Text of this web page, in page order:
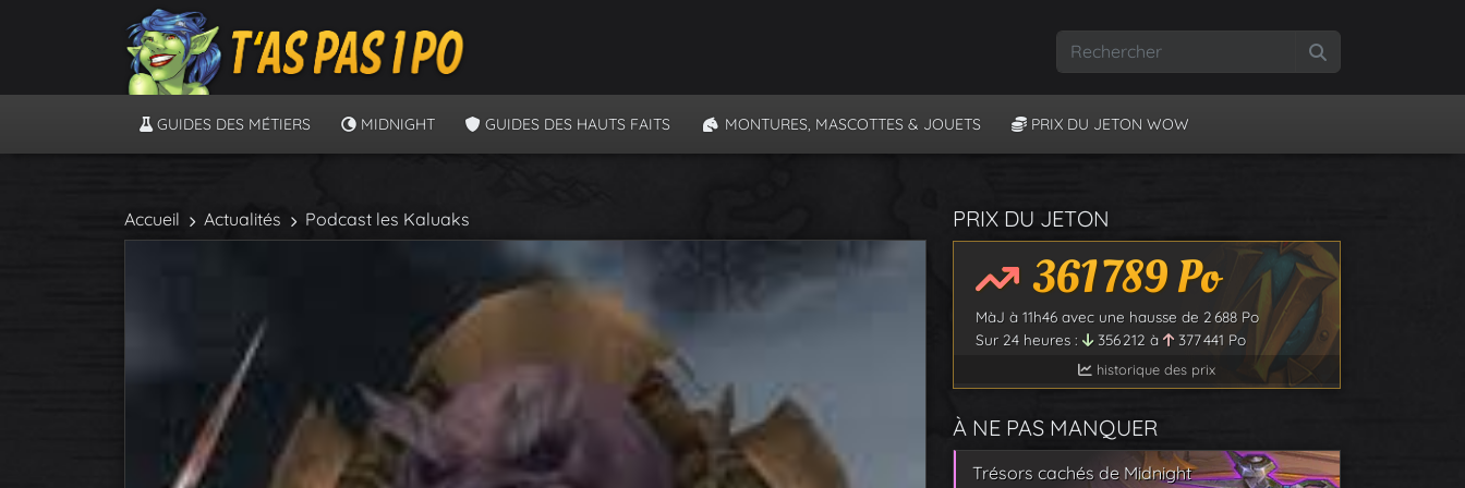
GUIDES DES MÉTIERS MIDNIGHT GUIDES DES HAUTS FAITS MONTURES, MASCOTTES & JOUETS PRIX DU JETON WOW
Accueil Actualités Podcast les Kaluaks PRIX DU JETON
361 789Po
MàJ à 11h46 avec une hausse de 2 688 Po
Sur 24 heures :
356 212 à 377 441 Po
historique des prix
À NE PAS MANQUER
Trésors cachés de Midnight